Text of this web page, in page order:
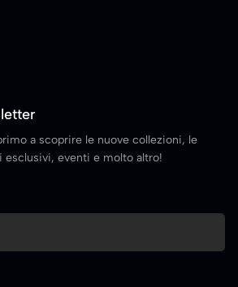
a scoprire le nuove collezioni, le
eventi e molto altro!